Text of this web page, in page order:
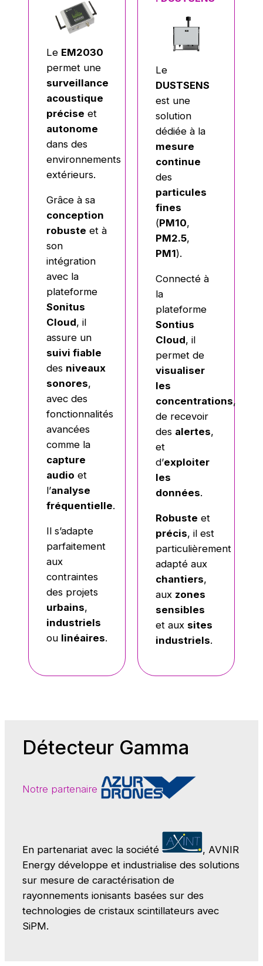
Le EM2030
permet une
surveillance
acoustique
précise et
autonome
dans des
environnements
extérieurs.
Grâce à sa
conception
robuste et à
son
intégration
avec la
plateforme
Sonitus
Cloud, il
assure un
suivi fiable
des niveaux
sonores,
avec des
fonctionnalités
avancées
comme la
capture
audio et
l’analyse
fréquentielle.
Il s’adapte
parfaitement
aux
contraintes
des projets
urbains,
industriels
ou linéaires.
Le
DUSTSENS
est une
solution
dédiée à la
mesure
continue
des
particules
fines
(PM10,
PM2.5,
PM1).
Connecté à
la
plateforme
Sontius
Cloud, il
permet de
visualiser
les
concentrations,
de recevoir
des alertes,
et
d’exploiter
les
données.
Robuste et
précis, il est
particulièrement
adapté aux
chantiers,
aux zones
sensibles
et aux sites
industriels.
Détecteur Gamma
Notre partenaire
En partenariat avec la société
, AVNIR
Energy développe et industrialise des solutions
sur mesure de caractérisation de
rayonnements ionisants basées sur des
technologies de cristaux scintillateurs avec
SiPM.